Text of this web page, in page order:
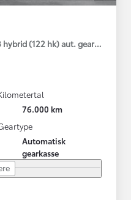
hybrid (122 hk) aut. gear C-LUB -
76.000 km
Automatisk
gearkasse